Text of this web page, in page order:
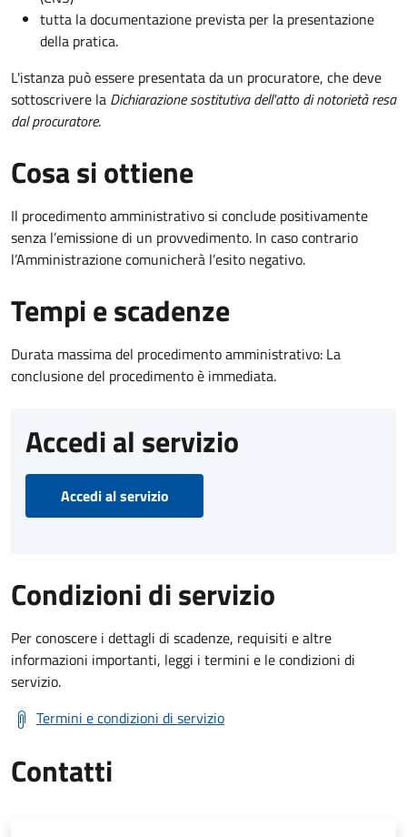
tutta la documentazione prevista per la presentazione
della pratica.
L'istanza può essere presentata da un procuratore, che deve
sottoscrivere la Dichiarazione sostitutiva dell'atto di notorietà resa
dal procuratore.
Cosa si ottiene
Il procedimento amministrativo si conclude positivamente
senza l’emissione di un provvedimento. In caso contrario
l’Amministrazione comunicherà l’esito negativo.
Tempi e scadenze
Durata massima del procedimento amministrativo: La
conclusione del procedimento è immediata.
Accedi al servizio
Accedi al servizio
Condizioni di servizio
Per conoscere i dettagli di scadenze, requisiti e altre
informazioni importanti, leggi i termini e le condizioni di
servizio.
Termini e condizioni di servizio
Contatti